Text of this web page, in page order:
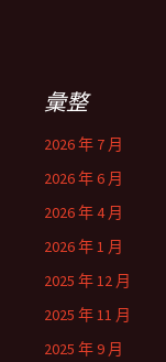
彙整
2026 年 7 月
2026 年 6 月
2026 年 4 月
2026 年 1 月
2025 年 12 月
2025 年 11 月
2025 年 9 月